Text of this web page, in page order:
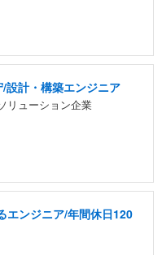
設計・構築エンジニア
リューション企業
エンジニア/年間休日120